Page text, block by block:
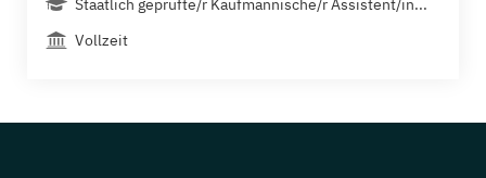
Staatlich geprüfte/r Kaufmännische/r Assistent/in...
Vollzeit